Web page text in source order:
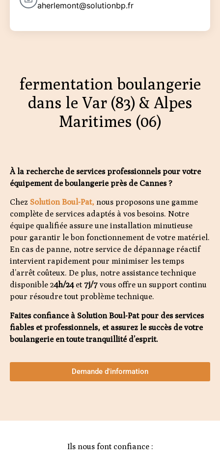
fermentation boulangerie
dans le Var (83) & Alpes
Maritimes (06)
À la recherche de services professionnels pour votre
équipement de boulangerie près de Cannes ?
Chez Solution Boul-Pat, nous proposons une gamme
complète de services adaptés à vos besoins. Notre
équipe qualifiée assure une installation minutieuse
pour garantir le bon fonctionnement de votre matériel.
En cas de panne, notre service de dépannage réactif
intervient rapidement pour minimiser les temps
d’arrêt coûteux. De plus, notre assistance technique
disponible 24h/24et 7j/7 vous offre un support continu
pour résoudre tout problème technique.
Faites confiance à Solution Boul-Pat pour des services
fiables et professionnels, et assurez le succès de votre
boulangerie en toute tranquillité d’esprit.
Demande d'information
aherlemont@solutionbp.fr
Ils nous font confiance :